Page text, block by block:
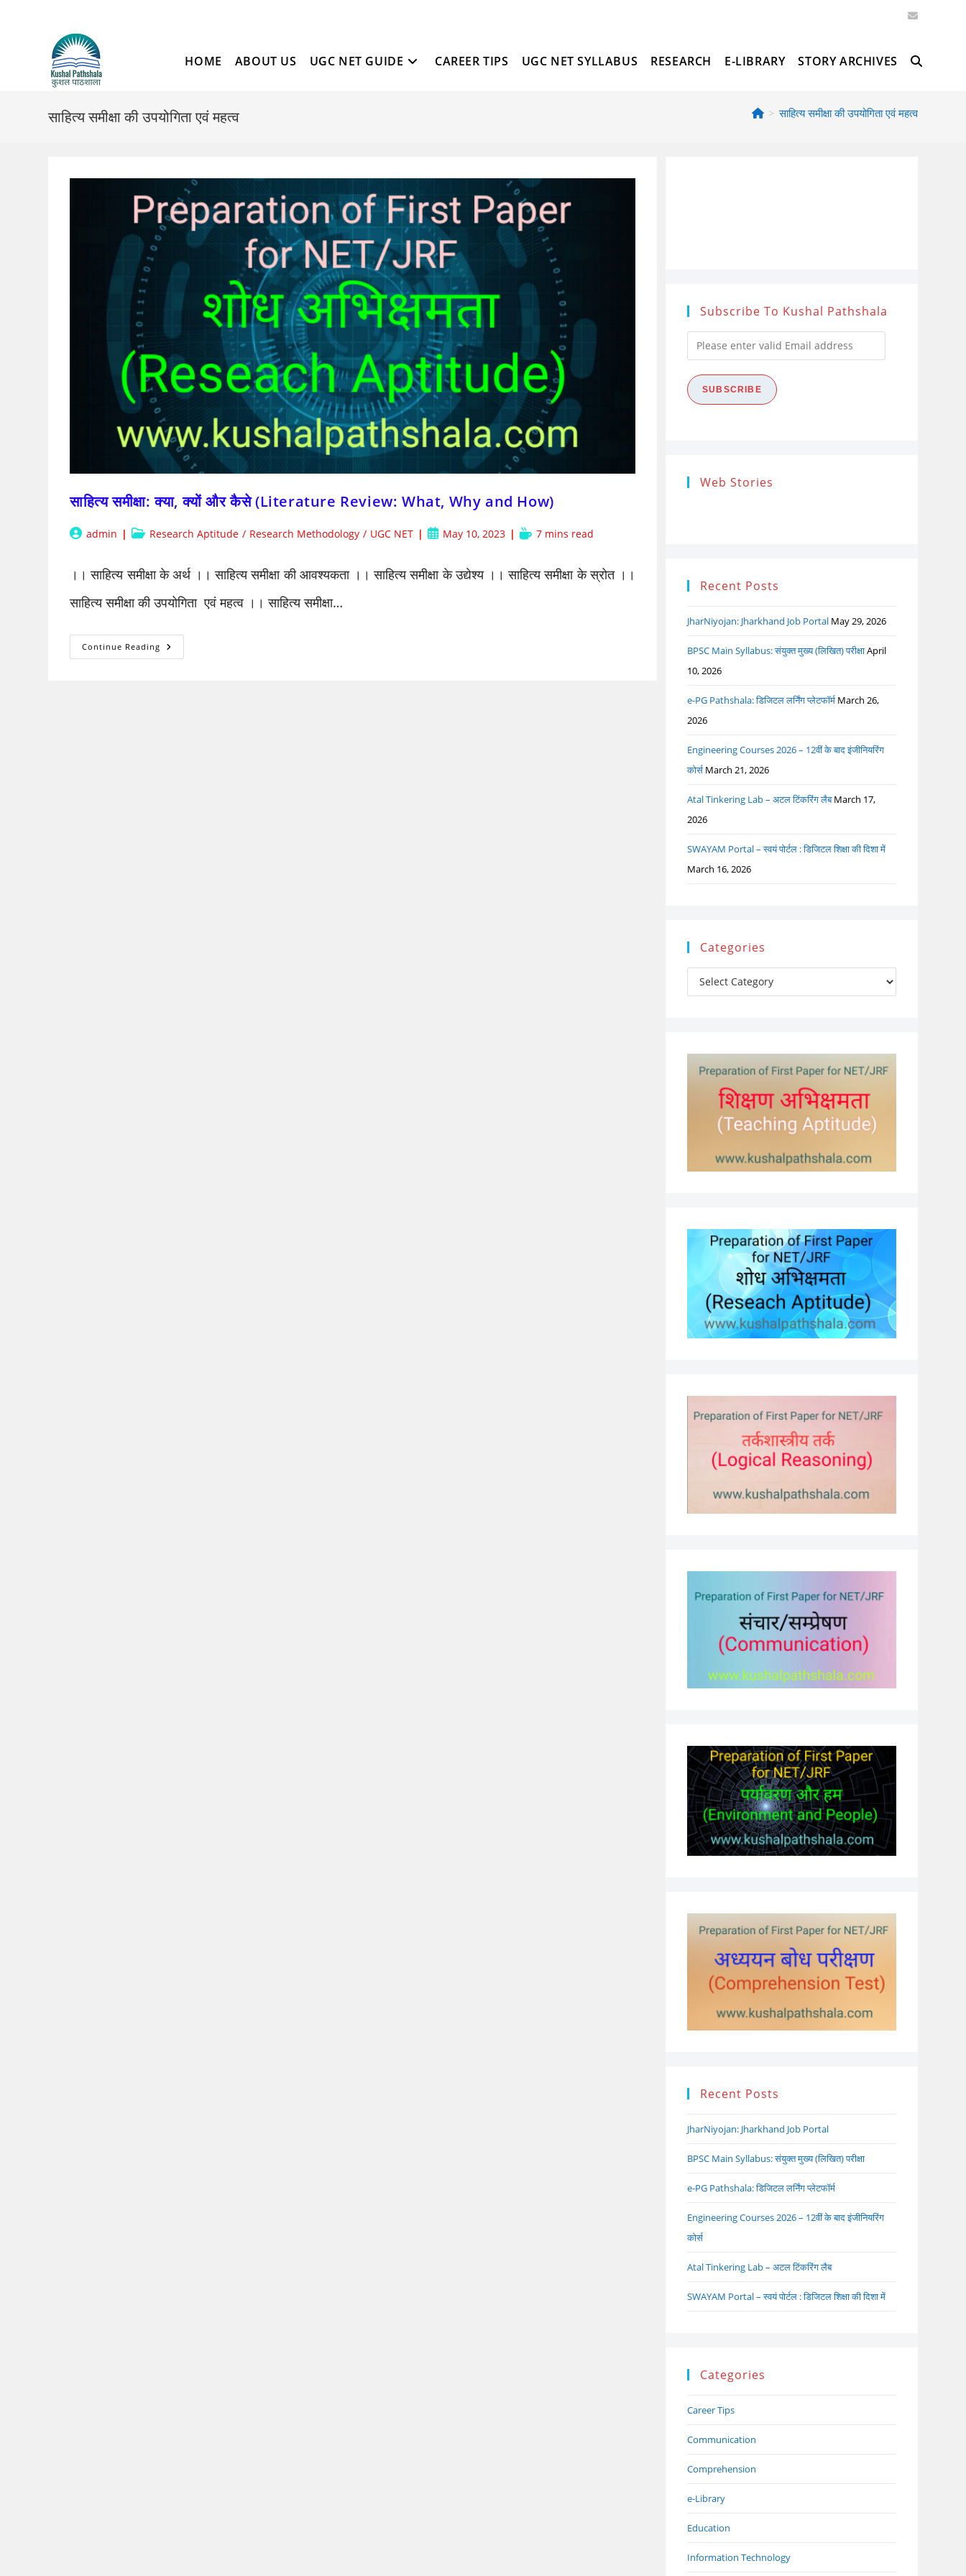
HOME ABOUT US UGC NET GUIDE CAREER TIPS UGC NET SYLLABUS RESEARCH E-LIBRARY STORY ARCHIVES TOGGLE
WEBSITE
साहित्य समीक्षा की उपयोगिता एवं महत्व > साहित्य समीक्षा की उपयोगिता एवं महत्व
साहित्य समीक्षा: क्या, क्यों और कैसे (Literature Review: What, Why and How)
Postadmin
PostResearch Aptitude / Research Methodology / UGC NET
PostMay 10, 2023
Reading
7 mins read
।। साहित्य समीक्षा के अर्थ ।। साहित्य समीक्षा की आवश्यकता ।। साहित्य समीक्षा के उद्येश्य ।। साहित्य समीक्षा के स्रोत ।।
साहित्य समीक्षा की उपयोगिता एवं महत्व ।। साहित्य समीक्षा…
Continue Reading साहित्य
समीक्षा:
Subscribe To Kushal Pathshala
Please
enter
valid
Email
SUBSCRIBE
Web Stories
Research
Ethics (शोध
Recent Posts
JharNiyojan: Jharkhand Job Portal May 29, 2026
BPSC Main Syllabus: संयुक्त मुख्य (लिखित) परीक्षाApril
10, 2026
e-PG Pathshala: डिजिटल लर्निंग प्लेटफॉर्म March 26,
2026
Engineering Courses 2026 – 12वीं के बाद इंजीनियरिंग
कोर्स March 21, 2026
Atal Tinkering Lab – अटल टिंकरिंग लैब March 17,
2026
SWAYAM Portal – स्वयं पोर्टल : डिजिटल शिक्षा की दिशा में
March 16, 2026
Categories
Categories
Recent Posts
JharNiyojan: Jharkhand Job Portal
BPSC Main Syllabus: संयुक्त मुख्य (लिखित) परीक्षा
e-PG Pathshala: डिजिटल लर्निंग प्लेटफॉर्म
Engineering Courses 2026 – 12वीं के बाद इंजीनियरिंग
कोर्स
Atal Tinkering Lab – अटल टिंकरिंग लैब
SWAYAM Portal – स्वयं पोर्टल : डिजिटल शिक्षा की दिशा में
Categories
Career Tips
Communication
Comprehension
e-Library
Education
Information Technology